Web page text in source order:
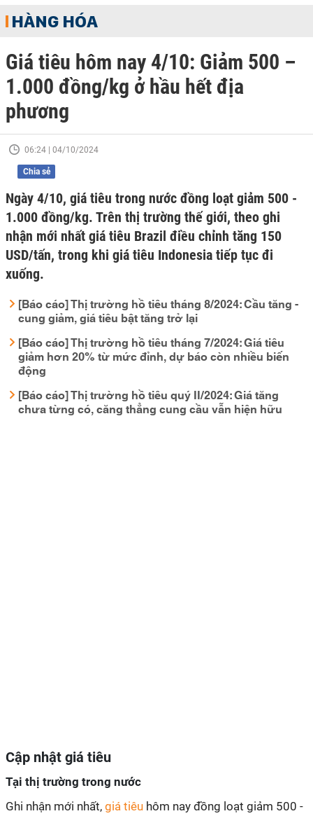
HÀNG HÓA
Giá tiêu hôm nay 4/10: Giảm 500 –
1.000 đồng/kg ở hầu hết địa
phương
06:24 | 04/10/2024
Chia sẻ
Ngày 4/10, giá tiêu trong nước đồng loạt giảm 500 -
1.000 đồng/kg. Trên thị trường thế giới, theo ghi
nhận mới nhất giá tiêu Brazil điều chỉnh tăng 150
USD/tấn, trong khi giá tiêu Indonesia tiếp tục đi
xuống.
[Báo cáo] Thị trường hồ tiêu tháng 8/2024: Cầu tăng -
cung giảm, giá tiêu bật tăng trở lại
[Báo cáo] Thị trường hồ tiêu tháng 7/2024: Giá tiêu
giảm hơn 20% từ mức đỉnh, dự báo còn nhiều biến
động
[Báo cáo] Thị trường hồ tiêu quý II/2024: Giá tăng
chưa từng có, căng thẳng cung cầu vẫn hiện hữu
Cập nhật giá tiêu
Tại thị trường trong nước
Ghi nhận mới nhất, giá tiêu hôm nay đồng loạt giảm 500 -